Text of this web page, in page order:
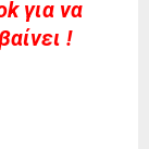
για να
!